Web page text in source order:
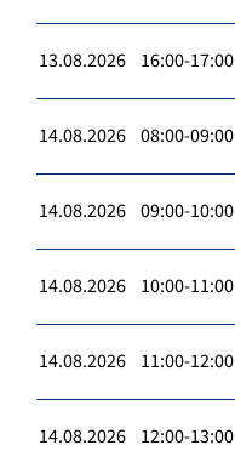
13.08.2026 16:00-17:00
14.08.2026 08:00-09:00
14.08.2026 09:00-10:00
14.08.2026 10:00-11:00
14.08.2026 11:00-12:00
14.08.2026 12:00-13:00